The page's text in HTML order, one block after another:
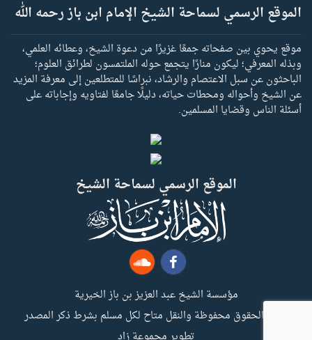
الموقع الرسمي لسماحة الشيخ الإمام ابن باز رحمه الله
موقع يحوي بين صفحاته جمعًا غزيرًا من دعوة الشيخ، وعطائه العلمي،
وبذله المعرفي؛ ليكون منارًا يتجمع حوله الملتمسون لطرائق العلوم؛
الباحثون عن سبل الاعتصام والرشاد، نبراسًا للمتطلعين إلى معرفة المزيد
عن الشيخ وأحواله ومحطات حياته، دليلًا جامعًا لفتاويه وإجاباته على
أسئلة الناس وقضايا المسلمين.
الموقع الرسمي لسماحة الشيخ
مؤسسة الشيخ عبد العزيز بن باز الخيرية
جميع الحقوق محفوظة والنقل متاح لكل مسلم بشرط ذكر المصدر